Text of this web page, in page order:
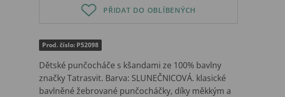
PŘIDAT DO OBLÍBENÝCH
Prod. číslo: P52098
Dětské punčocháče s kšandami ze 100% bavlny
značky Tatrasvit. Barva: SLUNEČNICOVÁ. klasické
bavlněné žebrované punčocháčky, díky měkkým a